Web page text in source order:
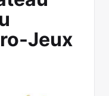
Jeux